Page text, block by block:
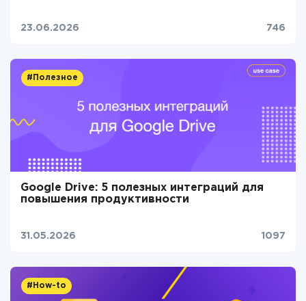
23.06.2026 746
#Полезное
Google Drive: 5 полезных интеграций для
повышения продуктивности
31.05.2026 1097
#How-to